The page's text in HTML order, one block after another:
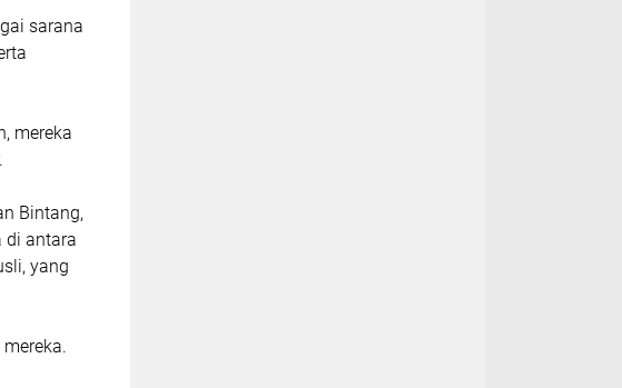
sarana
mereka
Bintang,
di antara
yang